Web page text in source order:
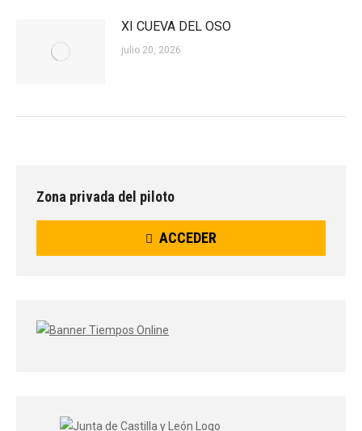
XI CUEVA DEL OSO
julio 20, 2026
Zona privada del piloto
ACCEDER